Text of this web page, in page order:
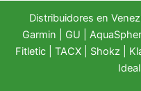
Distribuidores en
Garmin
GU
Fitletic
TACX Shokz